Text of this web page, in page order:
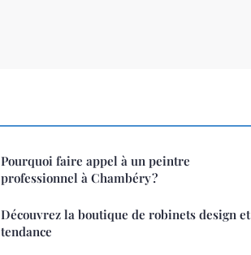
Pourquoi faire appel à un peintre
professionnel à Chambéry ?
Découvrez la boutique de robinets design et
tendance